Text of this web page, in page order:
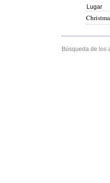
Lugar
Búsqueda de los